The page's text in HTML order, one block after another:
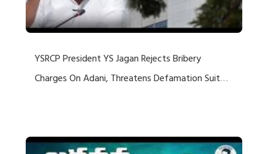
YSRCP President YS Jagan Rejects Bribery
Charges On Adani, Threatens Defamation Suit